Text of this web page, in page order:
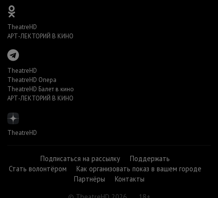
TheatreHD
АРТ-ЛЕКТОРИЙ В КИНО
TheatreHD
TheatreHD Опера
TheatreHD Балет в кино
АРТ-ЛЕКТОРИЙ В КИНО
TheatreHD
Подписаться на рассылку
Поддержать
Стать волонтёром
Как организовать показ в вашем городе
Партнёры
Контакты